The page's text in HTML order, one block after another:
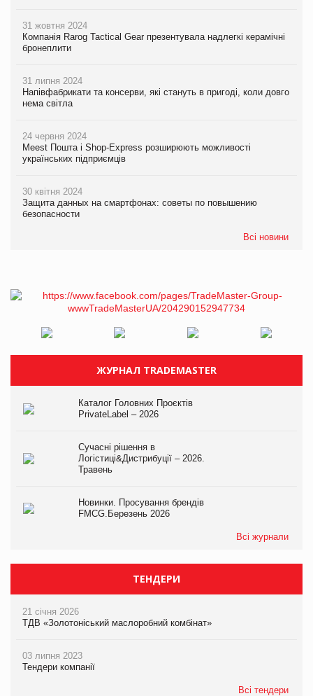
31 жовтня 2024
Компанія Rarog Tactical Gear презентувала надлегкі керамічні
бронеплити
31 липня 2024
Напівфабрикати та консерви, які стануть в пригоді, коли довго
нема світла
24 червня 2024
Meest Пошта і Shop-Express розширюють можливості
українських підприємців
30 квітня 2024
Защита данных на смартфонах: советы по повышению
безопасности
Всі новини
ЖУРНАЛ TRADEMASTER
Каталог Головних Проєктів
PrivateLabel – 2026
Сучасні рішення в
Логістиці&Дистрибуції – 2026.
Травень
Новинки. Просування брендів
FMCG.Березень 2026
Всі журнали
ТЕНДЕРИ
21 січня 2026
ТДВ «Золотоніський маслоробний комбінат»
03 липня 2023
Тендери компанії
Всі тендери